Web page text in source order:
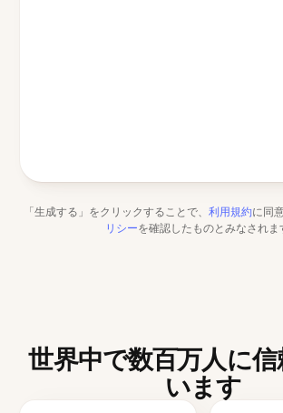
「生成する」をクリックすることで、 利用規約に同
リシーを確認したものとみなされま
世界中で数百万人に
います